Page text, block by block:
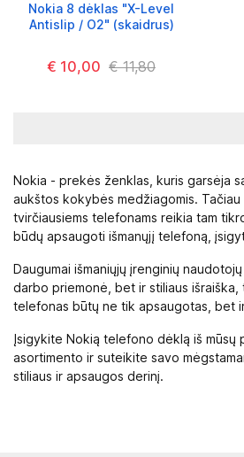
Nokia 8 dėklas "X-Level
Antislip / O2" (skaidrus)
€ 10,00 € 11,80
Nokia - prekės ženklas, kuris garsėja
aukštos kokybės medžiagomis. Tačiau
tvirčiausiems telefonams reikia tam
būdų apsaugoti išmanųjį telefoną,
Daugumai išmaniųjų įrenginių
darbo priemonė, bet ir stiliaus
telefonas būtų ne tik apsaugotas, bet
Įsigykite Nokią telefono dėklą iš mūsų
asortimento ir suteikite savo
stiliaus ir apsaugos derinį.